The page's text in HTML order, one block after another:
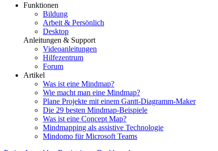
Funktionen
Bildung
Arbeit & Persönlich
Desktop
Anleitungen & Support
Videoanleitungen
Hilfezentrum
Forum
Artikel
Was ist eine Mindmap?
Wie macht man eine Mindmap?
Plane Projekte mit einem Gantt-Diagramm-Maker
Die 29 besten Mindmap-Beispiele
Was ist eine Concept Map?
Mindmapping als assistive Technologie
Mindomo für Microsoft Teams